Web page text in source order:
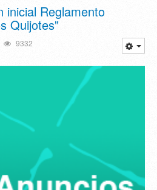
inicial Reglamento
Quijotes"
9332